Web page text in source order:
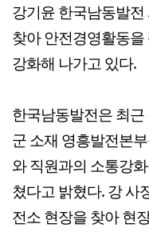
강기윤 한국남동발
찾아 안전경영활동
강화해 나가고 있다.
한국남동발전은 최
군 소재 영흥발전본
와 직원과의 소통강
쳤다고 밝혔다. 강 사
전소 현장을 찾아 현